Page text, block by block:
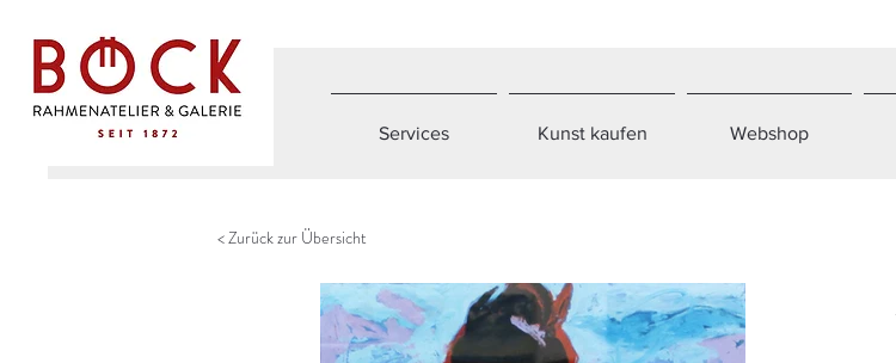
Services Kunst kaufen Webshop
< Zurück zur Übersicht